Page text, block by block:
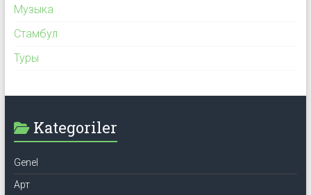
Музыка
Стамбул
Туры
Kategoriler
Genel
Арт